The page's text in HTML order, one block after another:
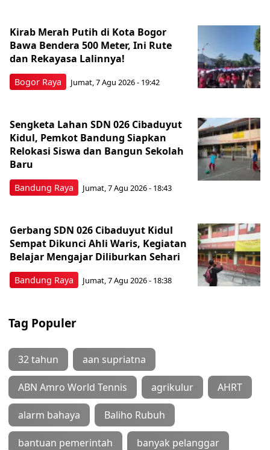
Bogor Raya
Kirab Merah Putih di Kota Bogor
Bawa Bendera 500 Meter, Ini Rute
dan Rekayasa Lalinnya!
Jumat, 7 Agu 2026 - 19:42
Bandung Raya
Sengketa Lahan SDN 026 Cibaduyut
Kidul, Pemkot Bandung Siapkan
Relokasi Siswa dan Bangun Sekolah
Baru
Jumat, 7 Agu 2026 - 18:43
Bandung Raya
Gerbang SDN 026 Cibaduyut Kidul
Sempat Dikunci Ahli Waris, Kegiatan
Belajar Mengajar Diliburkan Sehari
Jumat, 7 Agu 2026 - 18:38
Tag Populer
32 tahun aan supriatna
ABN Amro World Tennis agrikulur AHRT
alarm bahaya Baliho Rubuh
bantuan pemerintah banyak pelanggar